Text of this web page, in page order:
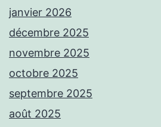
janvier 2026
décembre 2025
novembre 2025
octobre 2025
septembre 2025
août 2025